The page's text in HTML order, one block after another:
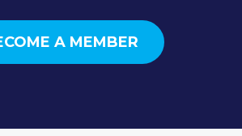
A MEMBER